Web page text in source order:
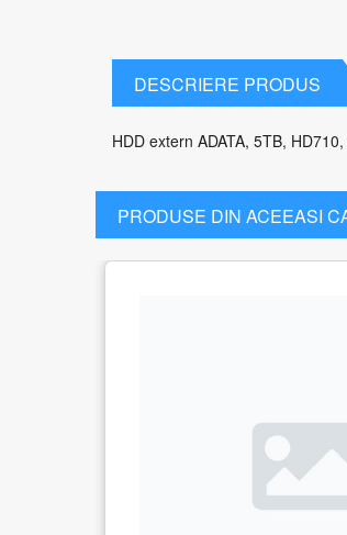
DESCRIERE PRODUS
HDD extern ADATA, 5TB,
PRODUSE DIN ACEEASI